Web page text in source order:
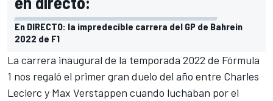
En DIRECTO: la impredecible carrera del GP de Bahrein
2022 de F1
La carrera inaugural de la temporada 2022 de Fórmula
1 nos regaló el primer gran duelo del año entre Charles
Leclerc y Max Verstappen cuando luchaban por el